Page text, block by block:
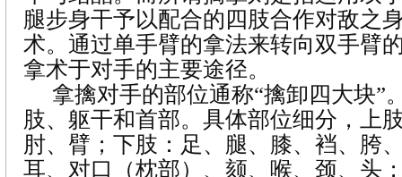
腿步身干予以配合的四肢合作对敌之
术。通过单手臂的拿法来转向双手臂
拿术于对手的主要途径。
拿擒对手的部位通称“擒卸四大块”
肢、躯干和首部。具体部位细分，上
肘、臂；下肢：足、腿、膝、裆、胯
耳、对口（枕部）、颏、喉、颈、头